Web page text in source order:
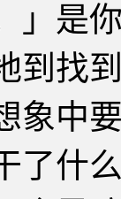
是你
到找
象中
什么